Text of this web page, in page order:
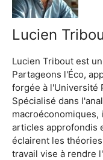
Lucien
Lucien Tribout est
Partageons l'Éco,
forgée à l'Université
Spécialisé dans
articles approfondis
éclairent les
travail vise à rendre